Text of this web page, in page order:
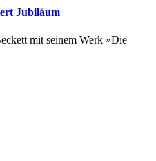
Jubiläum
mit seinem Werk »Die